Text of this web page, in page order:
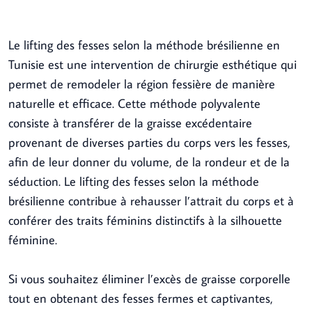
Le lifting des fesses selon la méthode brésilienne en
Tunisie est une intervention de chirurgie esthétique qui
permet de remodeler la région fessière de manière
naturelle et efficace. Cette méthode polyvalente
consiste à transférer de la graisse excédentaire
provenant de diverses parties du corps vers les fesses,
afin de leur donner du volume, de la rondeur et de la
séduction. Le lifting des fesses selon la méthode
brésilienne contribue à rehausser l’attrait du corps et à
conférer des traits féminins distinctifs à la silhouette
féminine.
Si vous souhaitez éliminer l’excès de graisse corporelle
tout en obtenant des fesses fermes et captivantes,